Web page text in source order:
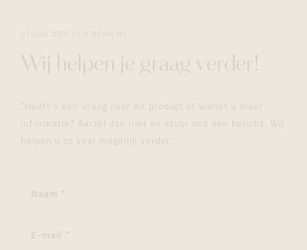
Wij helpen je graag verder!
"Heeft u een vraag over dit product of wenst u meer
informatie? Aarzel dan niet en stuur ons een bericht. Wij
helpen u zo snel mogelijk verder."